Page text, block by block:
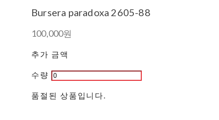
Bursera paradoxa 2605-88
100,000원
추가 금액
수량
품절된 상품입니다.